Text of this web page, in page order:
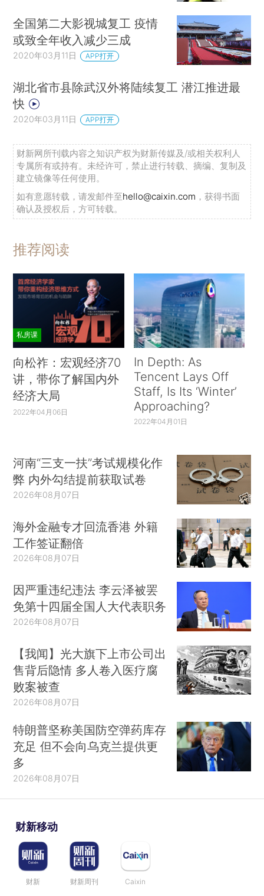
全国第二大影视城复工 疫情
或致全年收入减少三成
2020年03月11日 APP打开
湖北省市县除武汉外将陆续复工 潜江推进最
快
2020年03月11日 APP打开
财新网所刊载内容之知识产权为财新传媒及/或相关权利人
专属所有或持有。未经许可，禁止进行转载、摘编、复制及
建立镜像等任何使用。
如有意愿转载，请发邮件至hello@caixin.com ，获得书面
确认及授权后，方可转载。
推荐阅读
私房课
向松祚：宏观经济70
讲，带你了解国内外
经济大局
2022年04月06日
In Depth: As
Tencent Lays Off
Staff, Is Its ‘Winter’
Approaching?
2022年04月01日
河南“三支一扶”考试规模化作
弊 内外勾结提前获取试卷
2026年08月07日
海外金融专才回流香港 外籍
工作签证翻倍
2026年08月07日
因严重违纪违法 李云泽被罢
免第十四届全国人大代表职务
2026年08月07日
【我闻】光大旗下上市公司出
售背后隐情 多人卷入医疗腐
败案被查
2026年08月07日
特朗普坚称美国防空弹药库存
充足 但不会向乌克兰提供更
多
2026年08月07日
财新移动
财新 财新周刊 Caixin